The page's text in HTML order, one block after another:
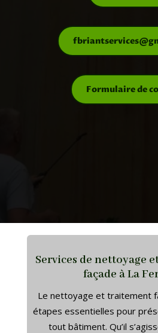
Formulaire de
Services de nettoyage
façade à La
Le nettoyage et traitement
étapes essentielles pour
tout bâtiment. Qu’il